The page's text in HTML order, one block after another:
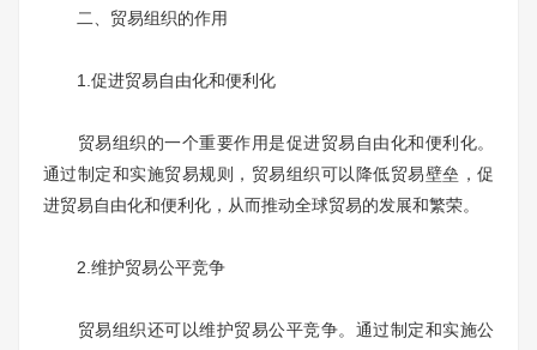
二、贸易组织的作用
1.促进贸易自由化和便利化
贸易组织的一个重要作用是促进贸易自由化和便利化。
通过制定和实施贸易规则，贸易组织可以降低贸易壁垒，促
进贸易自由化和便利化，从而推动全球贸易的发展和繁荣。
2.维护贸易公平竞争
贸易组织还可以维护贸易公平竞争。通过制定和实施公